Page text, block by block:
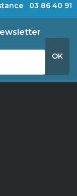
03 86 40 91
OK